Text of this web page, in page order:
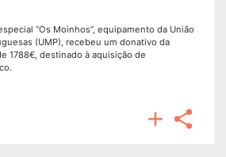
“Os Moinhos”, equipamento da União
(UMP), recebeu um donativo da
1788€, destinado à aquisição de
 